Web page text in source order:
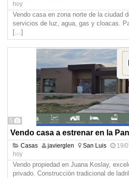
hoy
Vendo casa en zona norte de la ciudad
servicios de luz, agua, gas y cloacas.
[…]
5
Vendo casa a estrenar en la
Casas javierglen San Luis 19/
hoy
Vendo propiedad en Juana Koslay,
privado. Construcción tradicional de